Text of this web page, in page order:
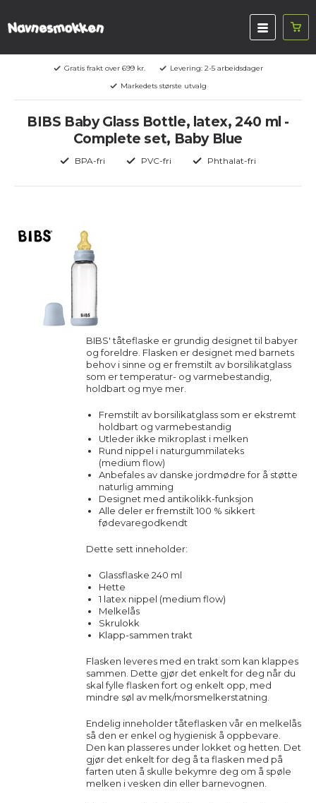
Gratis frakt over 699 kr.
Levering: 2-5 arbeidsdager
Markedets største utvalg
BIBS Baby Glass Bottle, latex, 240 ml -
Complete set, Baby Blue
BPA-fri PVC-fri Phthalat-fri
BIBS' tåteflaske er grundig designet til babyer
og foreldre. Flasken er designet med barnets
behov i sinne og er fremstilt av borsilikatglass
som er temperatur- og varmebestandig,
holdbart og mye mer.
Fremstilt av borsilikatglass som er ekstremt
holdbart og varmebestandig
Utleder ikke mikroplast i melken
Rund nippel i naturgummilateks
(medium flow)
Anbefales av danske jordmødre for å støtte
naturlig amming
Designet med antikolikk-funksjon
Alle deler er fremstilt 100 % sikkert
fødevaregodkendt
Dette sett inneholder:
Glassflaske 240 ml
Hette
1 latex nippel (medium flow)
Melkelås
Skrulokk
Klapp-sammen trakt
Flasken leveres med en trakt som kan klappes
sammen. Dette gjør det enkelt for deg når du
skal fylle flasken fort og enkelt opp, med
mindre søl av melk/morsmelkerstatning.
Endelig inneholder tåteflasken vår en melkelås
så den er enkel og hygienisk å oppbevare.
Den kan plasseres under lokket og hetten. Det
gjør det enkelt for deg å ta flasken med på
farten uten å skulle bekymre deg om å spøle
melken i vesken din eller barnevognen.